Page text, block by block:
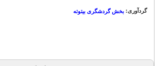
گردآوری: بخش گردشگری بیتوته